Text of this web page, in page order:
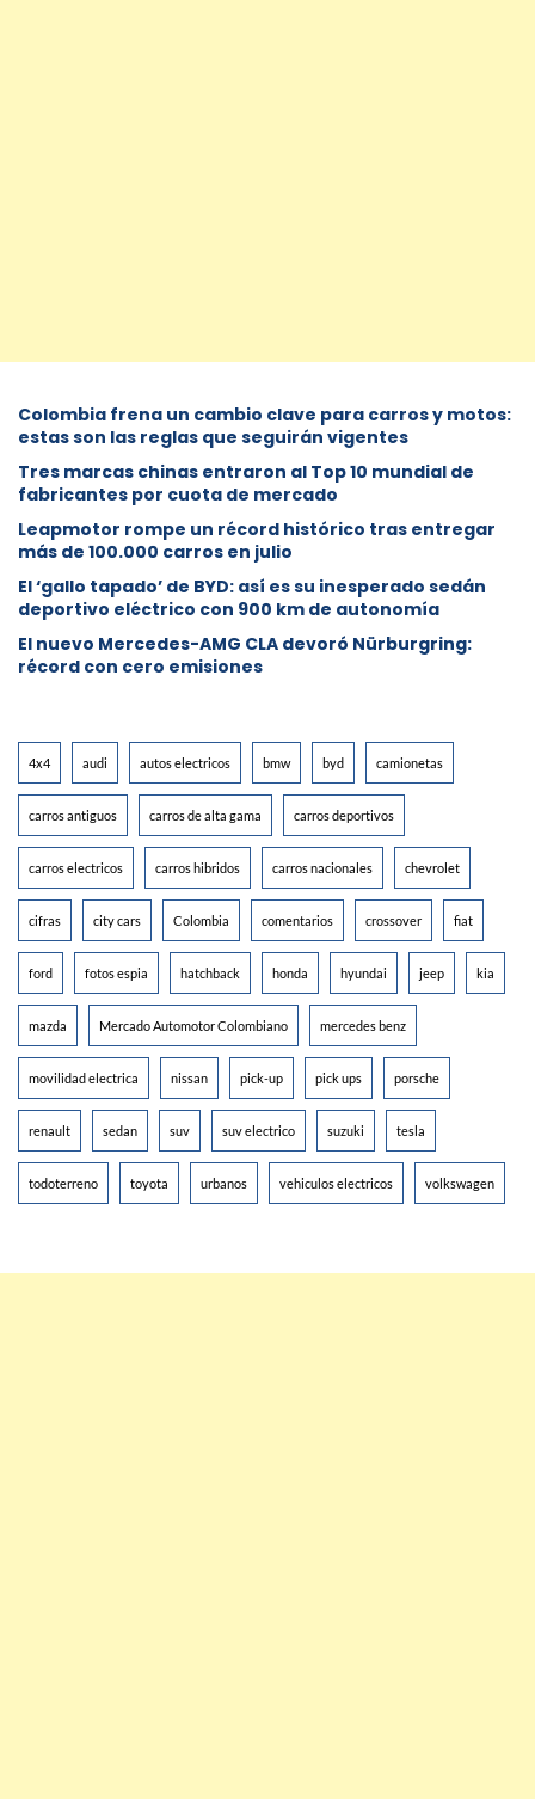
Colombia frena un cambio clave para carros y motos:
estas son las reglas que seguirán vigentes
Tres marcas chinas entraron al Top 10 mundial de
fabricantes por cuota de mercado
Leapmotor rompe un récord histórico tras entregar
más de 100.000 carros en julio
El ‘gallo tapado’ de BYD: así es su inesperado sedán
deportivo eléctrico con 900 km de autonomía
El nuevo Mercedes-AMG CLA devoró Nürburgring:
récord con cero emisiones
4x4 audi autos electricos bmw byd camionetas
carros antiguos carros de alta gama carros deportivos
carros electricos carros hibridos carros nacionales chevrolet
cifras city cars Colombia comentarios crossover fiat
ford fotos espia hatchback honda hyundai jeep kia
mazda Mercado Automotor Colombiano mercedes benz
movilidad electrica nissan pick-up pick ups porsche
renault sedan suv suv electrico suzuki tesla
todoterreno toyota urbanos vehiculos electricos volkswagen